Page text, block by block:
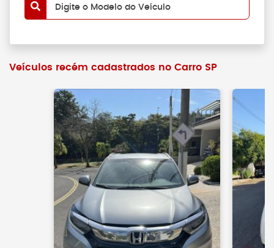
Digite o Modelo do Veículo
Veículos recém cadastrados no Carro SP